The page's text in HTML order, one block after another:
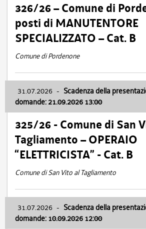
326/26 – Comune di
posti di MANUTENTORE
SPECIALIZZATO – Cat. B
Comune di Pordenone
31.07.2026 - Scadenza della
domande: 21.09.2026 13:00
325/26 - Comune di San
Tagliamento – OPERAIO
“ELETTRICISTA” - Cat. B
Comune di San Vito al Tagliamento
31.07.2026 - Scadenza della
domande: 10.09.2026 12:00